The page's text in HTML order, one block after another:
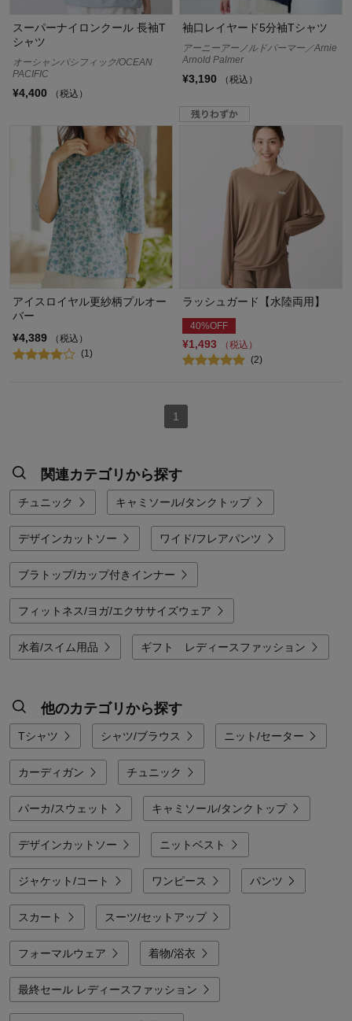
スーパーナイロンクール 長袖T
シャツ
オーシャンパシフィック/OCEAN
PACIFIC
¥4,400 （税込）
袖口レイヤード5分袖Tシャツ
アーニーアーノルドパーマー／Arnie
Arnold Palmer
¥3,190 （税込）
アイスロイヤル更紗柄プルオー
バー
¥4,389
（税込）
(1)
ラッシュガード【水陸両用】
40%OFF
¥1,493
（税込）
(2)
1
関連カテゴリから探す
チュニック キャミソール/タンクトップ
デザインカットソー ワイド/フレアパンツ
ブラトップ/カップ付きインナー
フィットネス/ヨガ/エクササイズウェア
水着/スイム用品 ギフト レディースファッション
他のカテゴリから探す
Tシャツ シャツ/ブラウス ニット/セーター
カーディガン チュニック
パーカ/スウェット キャミソール/タンクトップ
デザインカットソー ニットベスト
ジャケット/コート ワンピース パンツ
スカート スーツ/セットアップ
フォーマルウェア 着物/浴衣
最終セール レディースファッション